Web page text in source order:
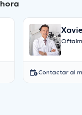
Contactar al